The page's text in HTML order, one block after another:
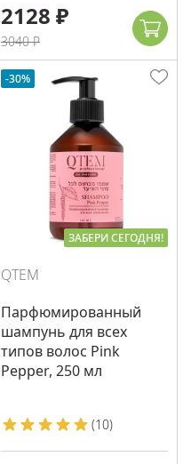
2128 ₽
3040 ₽
-30%
ЗАБЕРИ СЕГОДНЯ!
QTEM
Парфюмированный
шампунь для всех
типов волос Pink
Pepper, 250 мл
(10)